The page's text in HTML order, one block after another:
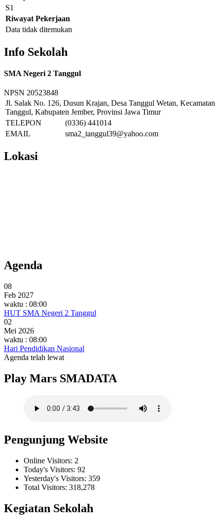
S1
Riwayat Pekerjaan
Data tidak ditemukan
Info Sekolah
SMA Negeri 2 Tanggul
NPSN 20523848
Jl. Salak No. 126, Dusun Krajan, Desa Tanggul Wetan, Kecamatan
Tanggul, Kabupaten Jember, Provinsi Jawa Timur
TELEPON
(0336) 441014
EMAIL
sma2_tanggul39@yahoo.com
Lokasi
Agenda
08
Feb 2027
waktu : 08:00
HUT SMA Negeri 2 Tanggul
02
Mei 2026
waktu : 08:00
Hari Pendidikan Nasional
Agenda telah lewat
Play Mars SMADATA
Pengunjung Website
Online Visitors: 2
Today's Visitors: 92
Yesterday's Visitors: 359
Total Visitors: 318,278
Kegiatan Sekolah